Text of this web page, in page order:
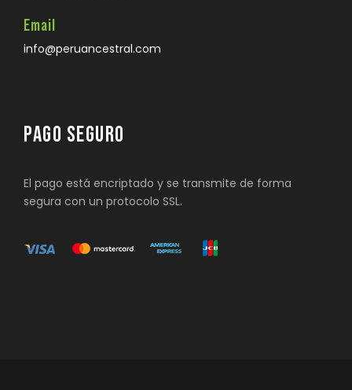
Email
info@peruancestral.com
PAGO SEGURO
El pago está encriptado y se transmite de forma
segura con un protocolo SSL.